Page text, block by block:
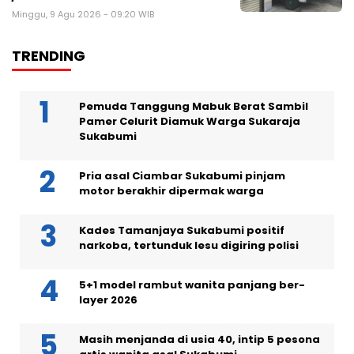
Minggu, 9 Agu 2026 - 09:20 WIB
TRENDING
Pemuda Tanggung Mabuk Berat Sambil
Pamer Celurit Diamuk Warga Sukaraja
Sukabumi
Pria asal Ciambar Sukabumi pinjam
motor berakhir dipermak warga
Kades Tamanjaya Sukabumi positif
narkoba, tertunduk lesu digiring polisi
5+1 model rambut wanita panjang ber-
layer 2026
Masih menjanda di usia 40, intip 5 pesona